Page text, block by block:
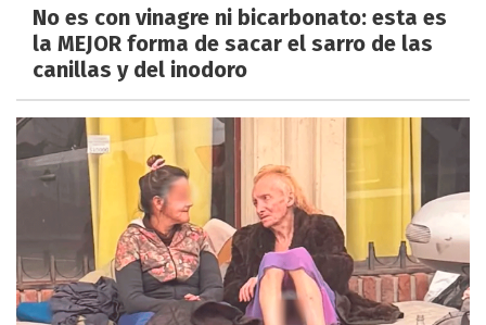
No es con vinagre ni bicarbonato: esta es
la MEJOR forma de sacar el sarro de las
canillas y del inodoro